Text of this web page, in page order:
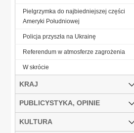
Pielgrzymka do najbiedniejszej części
Ameryki Południowej
Policja przyszła na Ukrainę
Referendum w atmosferze zagrożenia
W skrócie
KRAJ
PUBLICYSTYKA, OPINIE
KULTURA